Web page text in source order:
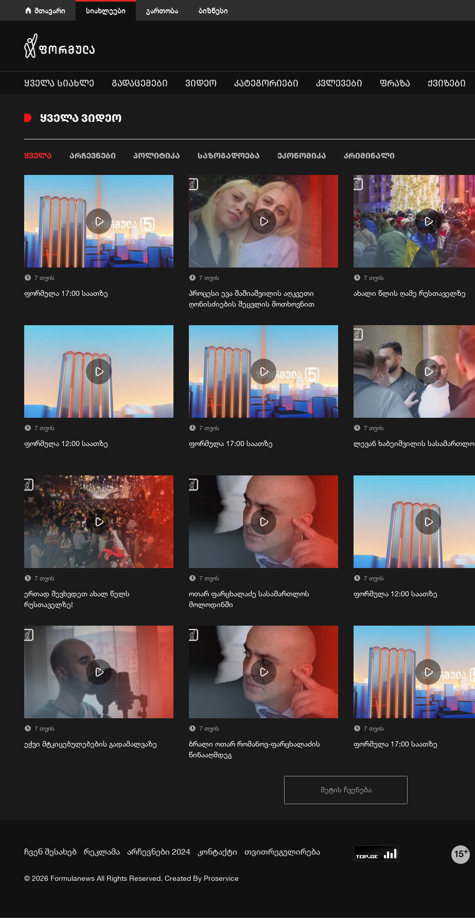
მთავარი სიახლეები გართობა ბიზნესი
ᲧᲕᲔᲚᲐ ᲡᲘᲐᲮᲚᲔ ᲒᲐᲓᲐᲪᲔᲛᲔᲑᲘ ᲕᲘᲓᲔᲝ ᲙᲐᲢᲔᲒᲝᲠᲘᲔᲑᲘ ᲙᲕᲚᲔᲕᲔᲑᲘ ᲤᲠᲐᲖᲐ ᲥᲕᲘᲖᲔᲑᲘ
ᲧᲕᲔᲚᲐ ᲕᲘᲓᲔᲝ
ᲧᲕᲔᲚᲐ ᲐᲠᲩᲔᲕᲜᲔᲑᲘ ᲞᲝᲚᲘᲢᲘᲙᲐ ᲡᲐᲖᲝᲒᲐᲓᲝᲔᲑᲐ ᲔᲙᲝᲜᲝᲛᲘᲙᲐ ᲙᲠᲘᲛᲘᲜᲐᲚᲘ
7 თვის
ფორმულა 17:00 საათზე
7 თვის
პროცესი ევა შაშიაშვილის აღკვეთი
ღონისძიების შეცვლის მოთხოვნით
7 თვის
ახალი წლის ღამე რუსთაველზე
7 თვის
ფორმულა 12:00 საათზე
7 თვის
ფორმულა 17:00 საათზე
7 თვის
ლევან ხაბეიშვილის სასამართლო
7 თვის
ერთად შევხვდეთ ახალ წელს
რუსთაველზე!
7 თვის
ოთარ ფარცხალაძე სასამართლოს
მოლოდინში
7 თვის
ფორმულა 12:00 საათზე
7 თვის
ეჭვი მტკიცებულებების გადამალვაზე
7 თვის
ბრალი ოთარ რომანოვ-ფარცხალაძის
წინააღმდეგ
7 თვის
ფორმულა 17:00 საათზე
მეტის ჩვენება
ჩვენ შესახებ რეკლამა არჩევნები 2024 კონტაქტი თვითრეგულირება 15+
© 2026 Formulanews All Rights Reserved. Created By Proservice